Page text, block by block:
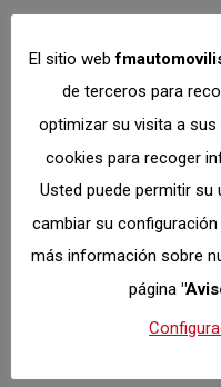
Asfalto,Karting,Montaña ,
Slalom
Campeonato
pasa a 10-jul y
Trofeo Madrileño de
Ajalvir pasa a 10-jul e
El sitio web
de terceros para
optimizar su visita a sus
cookies para recoger
Usted puede permitir su
cambiar su
más información sobre
página